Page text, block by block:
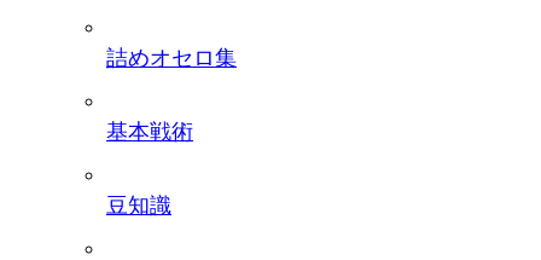
詰めオセロ集
基本戦術
豆知識